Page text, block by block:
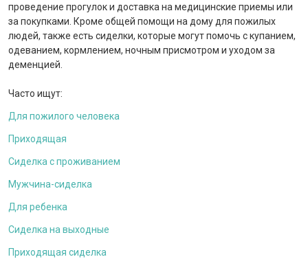
проведение прогулок и доставка на медицинские приемы или
за покупками. Кроме общей помощи на дому для пожилых
людей, также есть сиделки, которые могут помочь с купанием,
одеванием, кормлением, ночным присмотром и уходом за
деменцией.
Часто ищут:
Для пожилого человека
Приходящая
Сиделка с проживанием
Мужчина-сиделка
Для ребенка
Сиделка на выходные
Приходящая сиделка